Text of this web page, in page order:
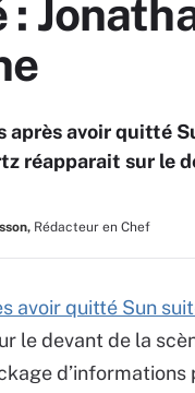
:
après avoir quitté
réapparait sur le
Rédacteur en Chef
avoir quitté Sun
le devant de la
d’informations